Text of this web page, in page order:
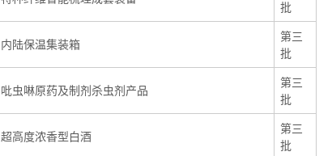
批
内陆保温集装箱
第三
批
吡虫啉原药及制剂杀虫剂产品
第三
批
超高度浓香型白酒
第三
批